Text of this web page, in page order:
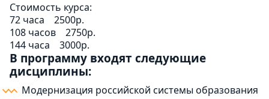
Стоимость курса:
72 часа
2500р.
108 часов
2750р.
144 часа
3000р.
В программу входят следующие
дисциплины:
Модернизация российской системы образования